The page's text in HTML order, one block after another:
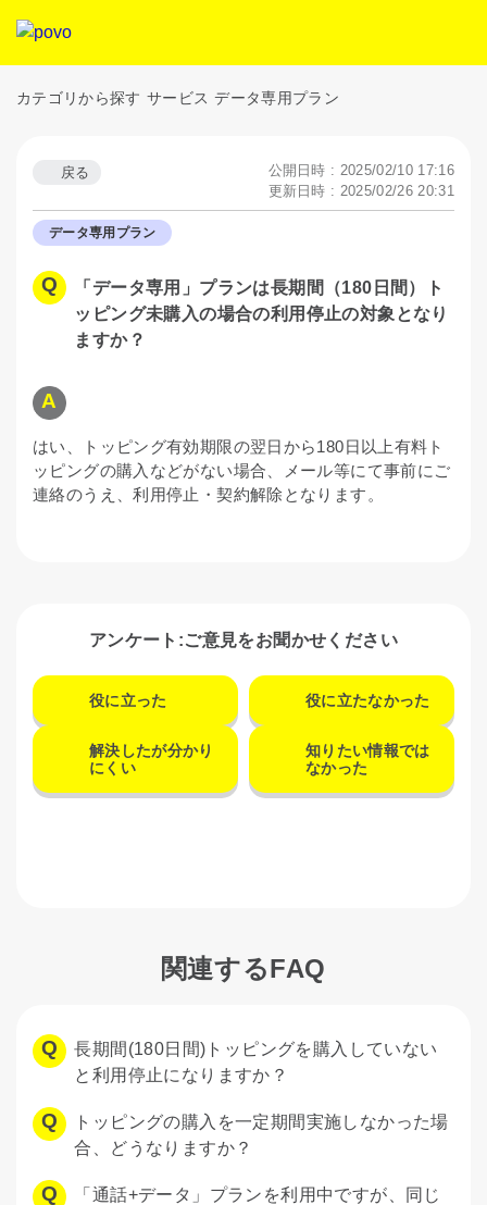
カテゴリから探す サービス データ専用プラン
戻る
公開日時 : 2025/02/10 17:16
更新日時 : 2025/02/26 20:31
データ専用プラン
「データ専用」プランは長期間（180日間）ト
ッピング未購入の場合の利用停止の対象となり
ますか？
はい、トッピング有効期限の翌日から180日以上有料ト
ッピングの購入などがない場合、メール等にて事前にご
連絡のうえ、利用停止・契約解除となります。
アンケート:ご意見をお聞かせください
役に立った 役に立たなかった
解決したが分かり
にくい
知りたい情報では
なかった
関連するFAQ
長期間(180日間)トッピングを購入していない
と利用停止になりますか？
トッピングの購入を一定期間実施しなかった場
合、どうなりますか？
「通話+データ」プランを利用中ですが、同じ